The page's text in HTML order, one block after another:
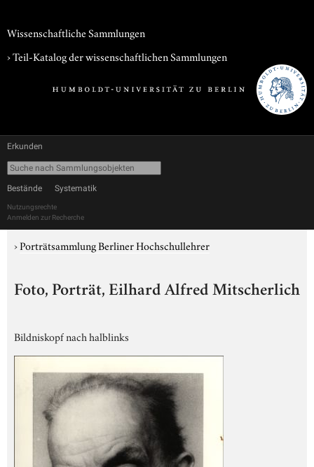
Wissenschaftliche Sammlungen
› Teil-Katalog der wissenschaftlichen Sammlungen
Erkunden
Bestände Systematik
Nutzungsrechte
Anmelden zur Recherche
›Porträtsammlung Berliner Hochschullehrer
Foto, Porträt, Eilhard Alfred Mitscherlich
Bildniskopf nach halblinks